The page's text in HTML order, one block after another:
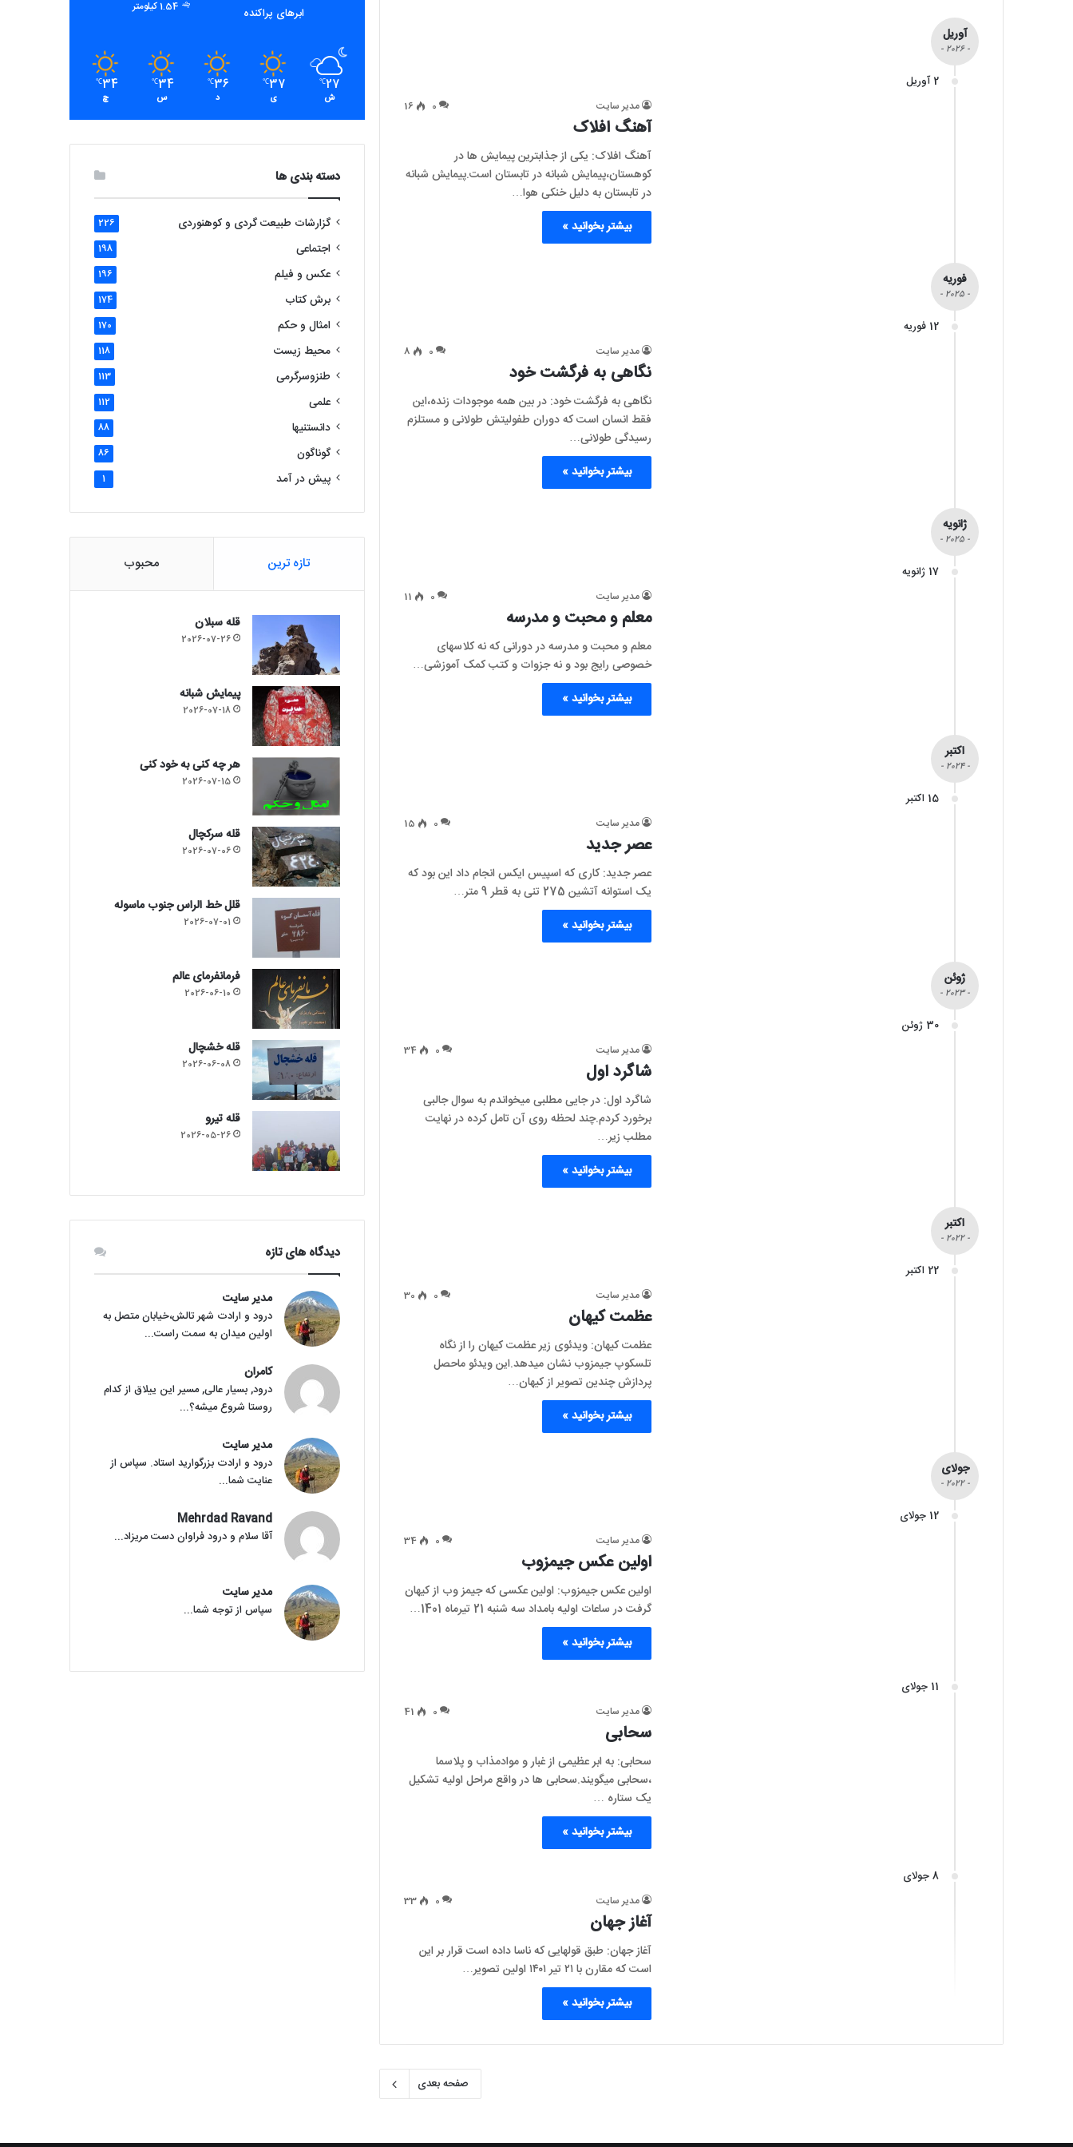
آوریل
- 2026 -
2 آوریل
مدیر سایت 0
16
آهنگ افلاک
آهنگ افلاک: یکی از جذابترین پیمایش ها در
کوهستان،پیمایش شبانه در تابستان است.پیمایش شبانه
در تابستان به دلیل خنکی هوا…
بیشتر بخوانید »
فوریه
- 2025 -
12 فوریه
مدیر سایت 0
8
نگاهی به فرگشت خود
نگاهی به فرگشت خود: در بین همه موجودات زنده،این
فقط انسان است که دوران طفولیتش طولانی و مستلزم
رسیدگی طولانی…
بیشتر بخوانید »
ژانویه
- 2025 -
17 ژانویه
مدیر سایت 0
11
معلم و محبت و مدرسه
معلم و محبت و مدرسه در دورانی که نه کلاسهای
خصوصی رایج بود و نه جزوات و کتب کمک آموزشی…
بیشتر بخوانید »
اکتبر
- 2024 -
15 اکتبر
مدیر سایت 0
15
عصر جدید
عصر جدید: کاری که اسپیس ایکس انجام داد این بود که
یک استوانه آتشین 275 تنی به قطر 9 متر…
بیشتر بخوانید »
ژوئن
- 2023 -
30 ژوئن
مدیر سایت 0
34
شاگرد اول
شاگرد اول: در جایی مطلبی میخواندم به سوال جالبی
برخورد کردم.چند لحظه روی آن تامل کرده در نهایت
مطلب زیر…
بیشتر بخوانید »
اکتبر
- 2022 -
22 اکتبر
مدیر سایت 0
30
عظمت کیهان
عظمت کیهان: ویدئوی زیر عظمت کیهان را از نگاه
تلسکوپ جیمزوب نشان میدهد.این ویدئو ماحصل
پردازش چندین تصویر از کیهان…
بیشتر بخوانید »
جولای
- 2022 -
12 جولای
مدیر سایت 0
34
اولین عکس جیمزوب
اولین عکس جیمزوب: اولین عکسی که جیمز وب از کیهان
گرفت در ساعات اولیه بامداد سه شنبه 21 تیرماه 1401…
بیشتر بخوانید »
11 جولای
مدیر سایت 0
41
سحابی
سحابی: به ابر عظیمی از غبار و موادمذاب و پلاسما
،سحابی میگویند.سحابی ها در واقع مراحل اولیه تشکیل
یک ستاره …
بیشتر بخوانید »
8 جولای
مدیر سایت 0
33
آغاز جهان
آغاز جهان: طبق قولهایی که ناسا داده است قرار بر این
است که مقارن با ۲۱ تیر ۱۴۰۱ اولین تصویر…
بیشتر بخوانید »
صفحه بعدی
ابرهای پراکنده
1.54 کیلومتر
27
℃
ش
37
℃
ی
36
℃
د
34
℃
س
34
℃
چ
دسته بندی ها
گزارشات طبیعت گردی و کوهنوردی 226
اجتماعی 198
عکس و فیلم 196
برش کتاب 174
امثال و حکم 170
محیط زیست 118
طنزوسرگرمی 113
علمی 112
دانستنیها 88
گوناگون 86
پیش در آمد 1
تازه ترین محبوب
قله سبلان
2026-07-26
پیمایش شبانه
2026-07-18
هر چه کنی به خود کنی
2026-07-15
قله سرکچال
2026-07-06
قلل خط الراس جنوب ماسوله
2026-07-01
فرمانفرمای عالم
2026-06-10
قله خشچال
2026-06-08
قله تیرو
2026-05-26
دیدگاه های تازه
مدیر سایت
درود و ارادت شهر تالش،خیابان متصل به
اولین میدان به سمت راست...
کامران
درود, بسیار عالی, مسیر این ییلاق از کدام
روستا شروع میشه؟...
مدیر سایت
درود و ارادت بزرگوارید استاد. سپاس از
عنایت شما...
Mehrdad Ravand
آقا سلام و درود فراوان دست مریزاد...
مدیر سایت
سپاس از توجه شما...